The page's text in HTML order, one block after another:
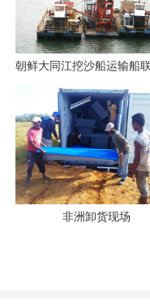
非洲卸货现场